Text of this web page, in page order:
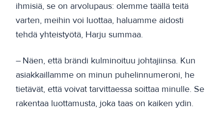
ihmisiä, se on arvolupaus: olemme täällä teitä
varten, meihin voi luottaa, haluamme aidosti
tehdä yhteistyötä, Harju summaa.
– Näen, että brändi kulminoituu johtajiinsa. Kun
asiakkaillamme on minun puhelinnumeroni, he
tietävät, että voivat tarvittaessa soittaa minulle. Se
rakentaa luottamusta, joka taas on kaiken ydin.